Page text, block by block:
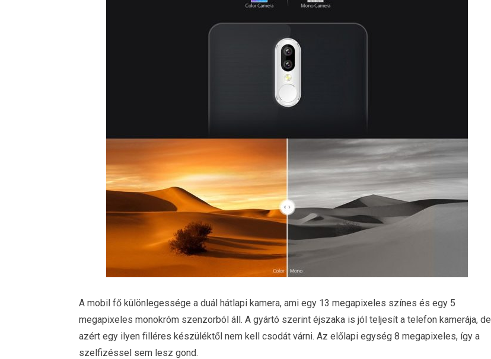
A mobil fő különlegessége a duál hátlapi kamera, ami egy 13 megapixeles színes és egy 5
megapixeles monokróm szenzorból áll. A gyártó szerint éjszaka is jól teljesít a telefon kamerája, de
azért egy ilyen filléres készüléktől nem kell csodát várni. Az előlapi egység 8 megapixeles, így a
szelfizéssel sem lesz gond.